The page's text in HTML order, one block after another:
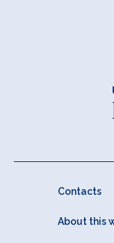
Contacts
About this